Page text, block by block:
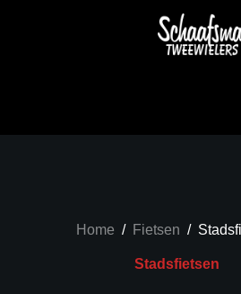
Home / Fietsen /
Stadsfietsen